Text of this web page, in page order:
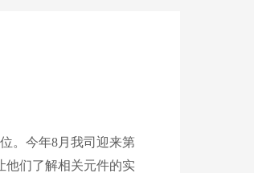
。今年8月我司迎来第
他们了解相关元件的实